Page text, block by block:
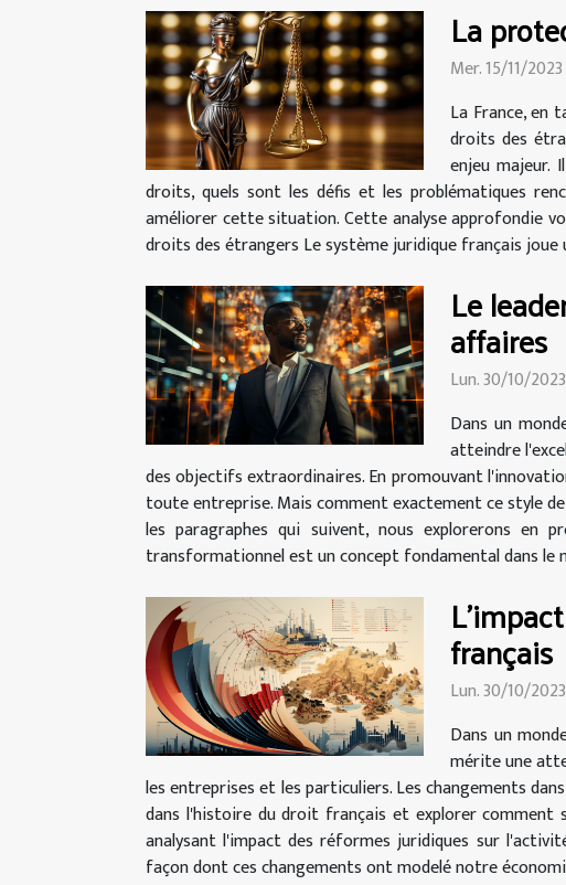
La
Mer. 15/11/
La France, en
droits des
enjeu majeur.
droits, quels sont les défis et les problématiques
améliorer cette situation. Cette analyse approfondie
droits des étrangers Le système juridique français joue
Le
affaires
Lun. 30/10/
Dans un
atteindre
des objectifs extraordinaires. En promouvant
toute entreprise. Mais comment exactement ce style
les paragraphes qui suivent, nous explorerons en
transformationnel est un concept fondamental dans le
français
Lun. 30/10/
Dans un
mérite une
les entreprises et les particuliers. Les changements
dans l'histoire du droit français et explorer comment
analysant l'impact des réformes juridiques sur
façon dont ces changements ont modelé notre